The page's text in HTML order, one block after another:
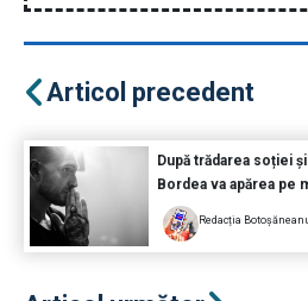
Articol precedent
După trădarea soției
Bordea va apărea pe
Redacția